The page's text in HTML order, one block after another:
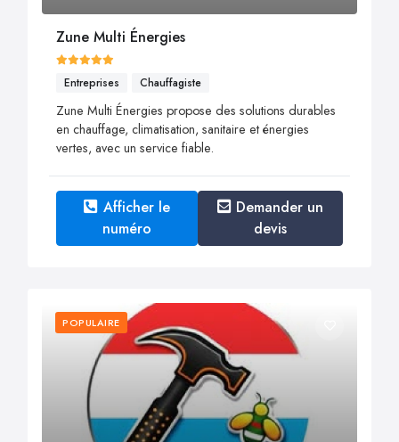
Zune Multi Énergies
Entreprises Chauffagiste
Zune Multi Énergies propose des solutions durables
en chauffage, climatisation, sanitaire et énergies
vertes, avec un service fiable.
Afficher le
numéro
Demander un
devis
POPULAIRE